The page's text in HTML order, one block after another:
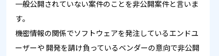
一般公開されていない案件のことを非公開案件と言いま
す。
機密情報の関係でソフトウェアを発注しているエンドユ
ーザーや 開発を請け負っているベンダーの意向で非公開